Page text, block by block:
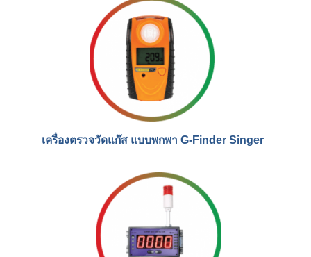
เครื่องตรวจวัดแก๊ส แบบพกพา G-Finder Singer